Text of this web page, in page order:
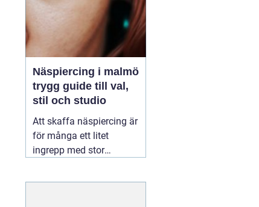
Näspiercing i malmö
trygg guide till val,
stil och studio
Att skaffa näspiercing är
för många ett litet
ingrepp med stor
sten i näsvingen kan bli